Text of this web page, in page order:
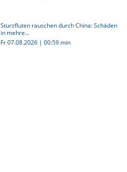
Sturzfluten rauschen durch China: Schäden
in mehre...
Fr 07.08.2026 | 00:59 min